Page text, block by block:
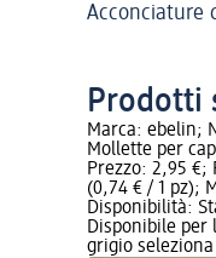
Acconciature
Prodotti
Marca: ebelin;
Mollette per
Prezzo: 2,95 €;
(0,74 € / 1 pz);
Disponibilità:
Disponibile per
grigio